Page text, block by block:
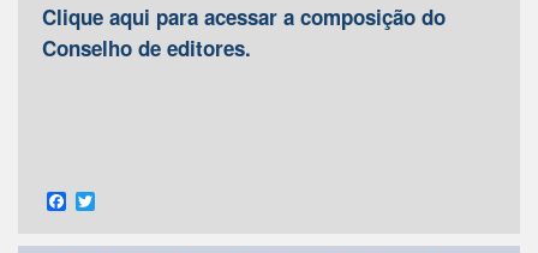
Clique aqui para acessar a composição do
Conselho de editores.
Facebook